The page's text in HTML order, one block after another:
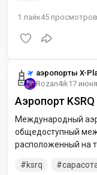
1 лайк45 просмотров
аэропорты X-
Rozan4ik17
Аэропорт
Международный
общедоступный
расположенный на
(границы города
ksrq